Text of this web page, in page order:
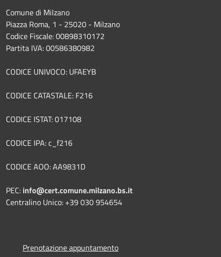
Comune di Milzano
Piazza Roma, 1 - 25020 - Milzano
Codice Fiscale: 00898310172
Partita IVA: 00586380982
CODICE UNIVOCO: UFAEYB
CODICE CATASTALE: F216
CODICE ISTAT: 017108
CODICE IPA: c_f216
CODICE AOO: AA9831D
PEC: info@cert.comune.milzano.bs.it
Centralino Unico: +39 030 954654
Prenotazione appuntamento